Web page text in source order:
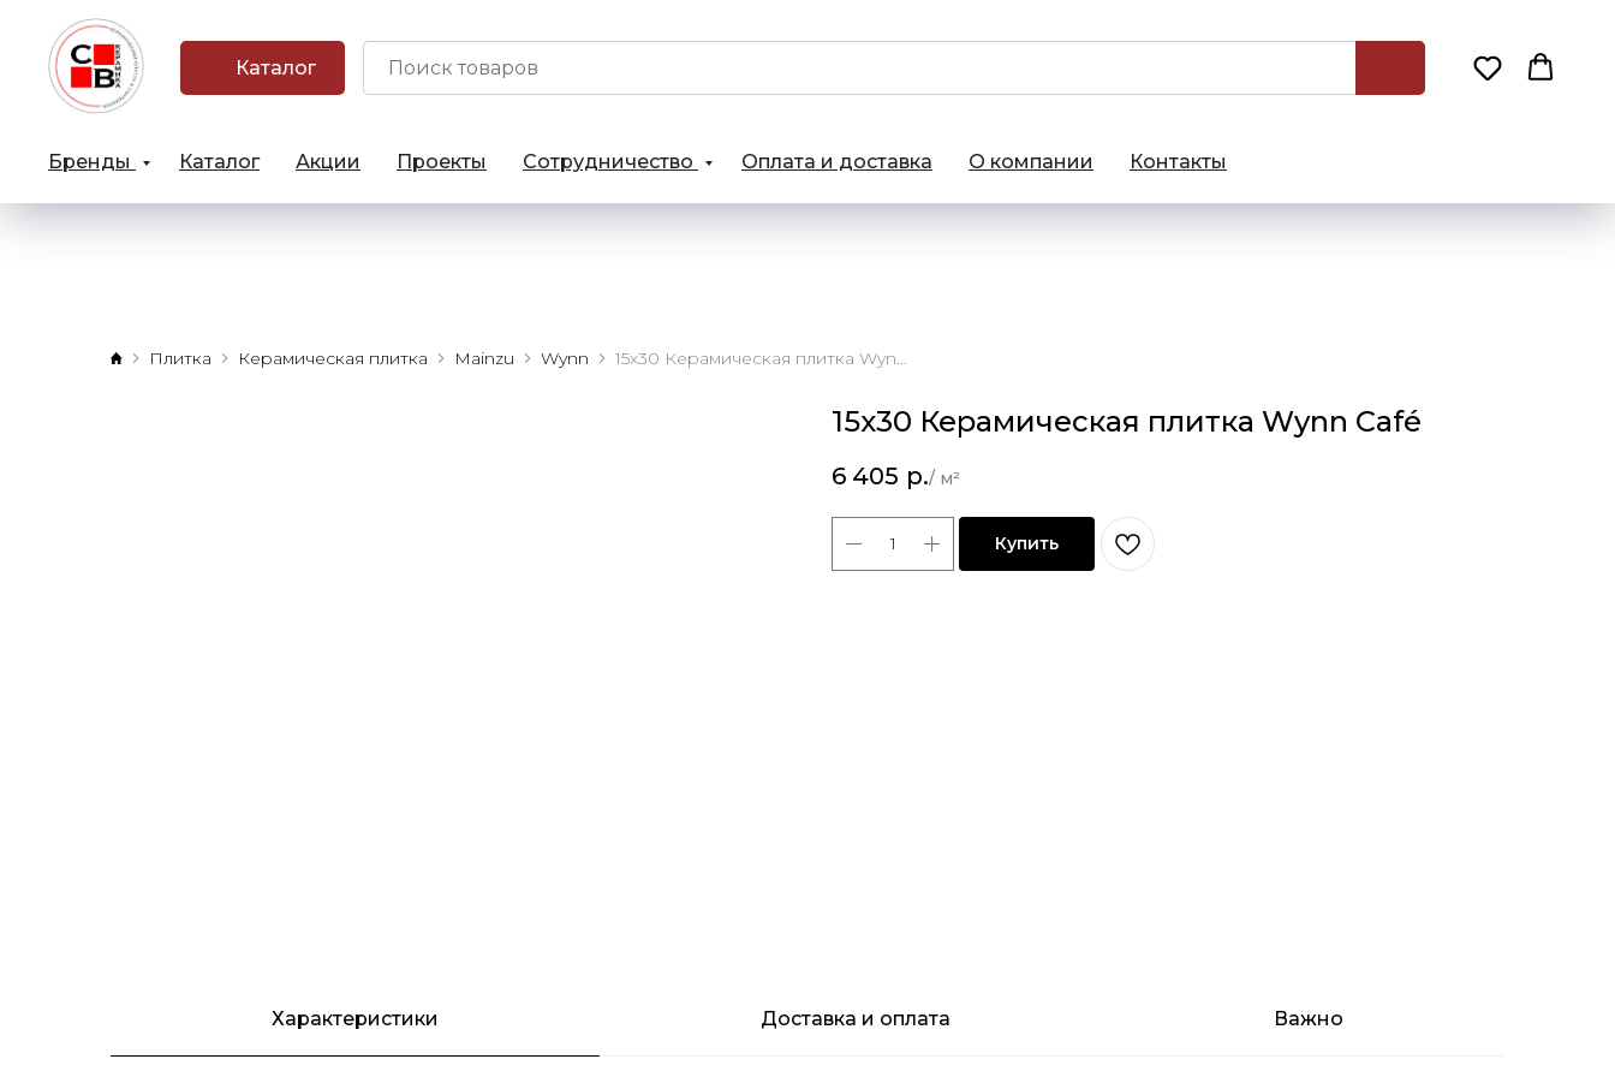
Каталог
Бренды Каталог Акции Проекты Сотрудничество Оплата и доставка О компании Контакты
Плитка Керамическая плитка Mainzu Wynn 15х30 Керамическая плитка Wynn Café
15х30 Керамическая плитка Wynn Café
6 405 р.
Купить
Характеристики Доставка и оплата Важно